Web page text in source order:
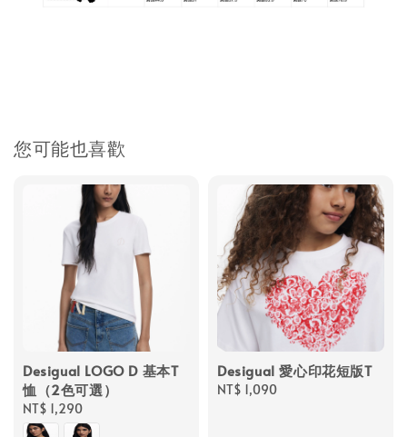
您可能也喜歡
Desigual LOGO D 基本T
恤（2色可選）
Regular
price
NT$ 1,290
Desigual 愛心印花短版T
Regular
NT$ 1,090